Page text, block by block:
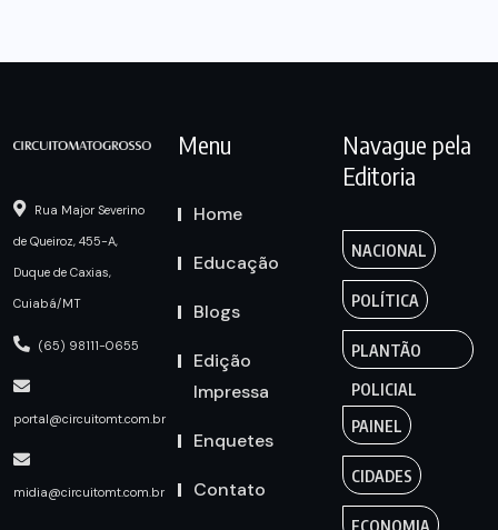
Rua Major Severino
de Queiroz, 455-A,
Duque de Caxias,
Cuiabá/MT
(65) 98111-0655
portal@circuitomt.com.br
midia@circuitomt.com.br
Menu
Home
Educação
Blogs
Edição
Impressa
Enquetes
Contato
Navague pela
Editoria
NACIONAL
POLÍTICA
PLANTÃO
POLICIAL
PAINEL
CIDADES
ECONOMIA